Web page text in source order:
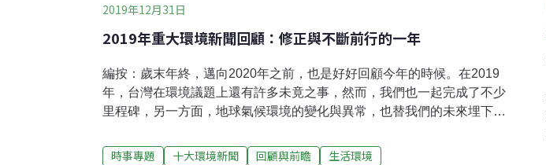
2019年12月31日
2019年重大環境新聞回顧：修正與不斷前行的一年
編按：歲末年終，邁向2020年之前，也是好好回顧今年的時候。在2019
年，台灣在環境議題上還有許多未竟之事，然而，我們也一起完成了不少
里程碑，另一方面，地球氣候環境的變化與異常，也替我們的未來埋下不
為尺度，篩選出2019年十則重大環境事件和讀者分享。【重大修法】跳脫
時事專題 十大環境新聞 回顧與前瞻 生活環境